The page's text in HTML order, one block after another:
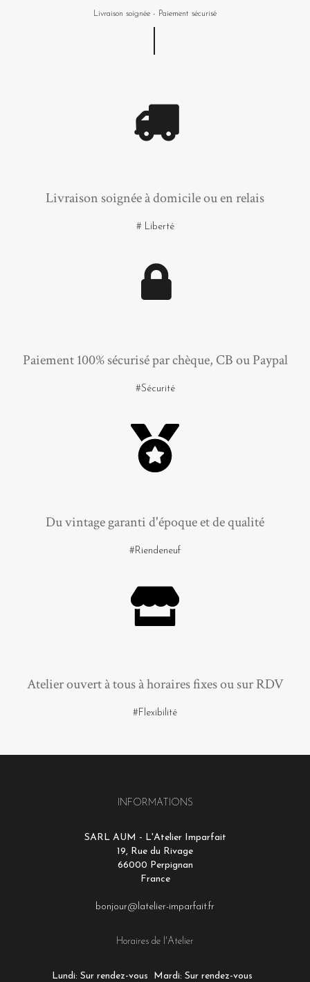
Livraison soignée - Paiement sécurisé
Livraison soignée à domicile ou en relais
# Liberté
Paiement 100% sécurisé par chèque, CB ou Paypal
#Sécurité
Du vintage garanti d'époque et de qualité
#Riendeneuf
Atelier ouvert à tous à horaires fixes ou sur RDV
#Flexibilité
INFORMATIONS
SARL AUM - L'Atelier Imparfait
19, Rue du Rivage
66000 Perpignan
France
bonjour@latelier-imparfait.fr
Horaires de l'Atelier
Lundi: Sur rendez-vous
Mardi: Sur rendez-vous